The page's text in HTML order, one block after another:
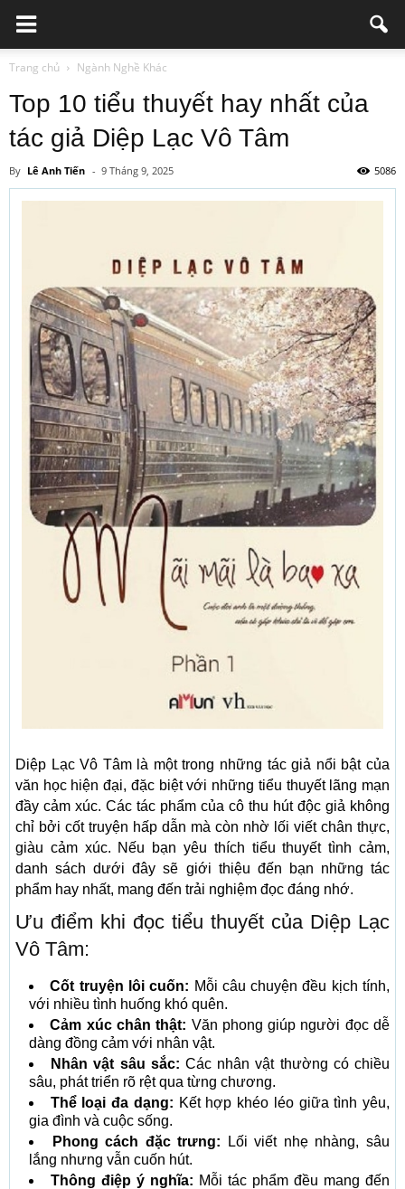
Trang chủ Ngành Nghề Khác
Top 10 tiểu thuyết hay nhất của
tác giả Diệp Lạc Vô Tâm
By Lê Anh Tiến - 9 Tháng 9, 2025 5086
Diệp Lạc Vô Tâm là một trong những tác giả nổi bật của
văn học hiện đại, đặc biệt với những tiểu thuyết lãng mạn
đầy cảm xúc. Các tác phẩm của cô thu hút độc giả không
chỉ bởi cốt truyện hấp dẫn mà còn nhờ lối viết chân thực,
giàu cảm xúc. Nếu bạn yêu thích tiểu thuyết tình cảm,
danh sách dưới đây sẽ giới thiệu đến bạn những tác
phẩm hay nhất, mang đến trải nghiệm đọc đáng nhớ.
Ưu điểm khi đọc tiểu thuyết của Diệp Lạc
Vô Tâm:
Cốt truyện lôi cuốn: Mỗi câu chuyện đều kịch tính,
với nhiều tình huống khó quên.
Cảm xúc chân thật: Văn phong giúp người đọc dễ
dàng đồng cảm với nhân vật.
Nhân vật sâu sắc: Các nhân vật thường có chiều
sâu, phát triển rõ rệt qua từng chương.
Thể loại đa dạng: Kết hợp khéo léo giữa tình yêu,
gia đình và cuộc sống.
Phong cách đặc trưng: Lối viết nhẹ nhàng, sâu
lắng nhưng vẫn cuốn hút.
Thông điệp ý nghĩa: Mỗi tác phẩm đều mang đến